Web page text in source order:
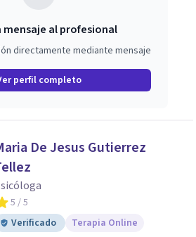
mensaje al profesional
directamente mediante mensaje
perfil completo
De Jesus Gutierrez
5 / 5
Verificado
Terapia Online